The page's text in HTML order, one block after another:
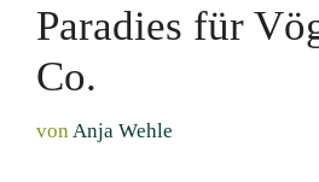
Paradies für
Co.
von Anja Wehle